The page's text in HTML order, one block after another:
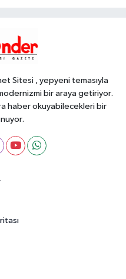
güçlendiriyor
Sitesi , yepyeni temasıyla
bir araya getiriyor.
haber okuyabilecekleri bir